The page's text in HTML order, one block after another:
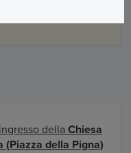
della Chiesa
(Piazza della Pigna)